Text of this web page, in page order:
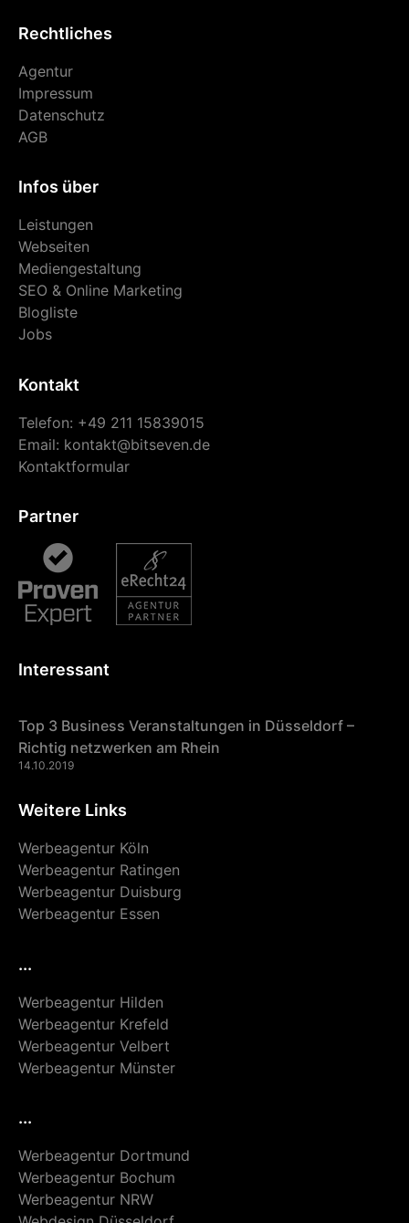
Rechtliches
Agentur
Impressum
Datenschutz
AGB
Infos über
Leistungen
Webseiten
Mediengestaltung
SEO & Online Marketing
Blogliste
Jobs
Kontakt
Telefon: +49 211 15839015
Email: kontakt@bitseven.de
Kontaktformular
Partner
Interessant
Top 3 Business Veranstaltungen in Düsseldorf –
Richtig netzwerken am Rhein
14.10.2019
Weitere Links
Werbeagentur Köln
Werbeagentur Ratingen
Werbeagentur Duisburg
Werbeagentur Essen
...
Werbeagentur Hilden
Werbeagentur Krefeld
Werbeagentur Velbert
Werbeagentur Münster
...
Werbeagentur Dortmund
Werbeagentur Bochum
Werbeagentur NRW